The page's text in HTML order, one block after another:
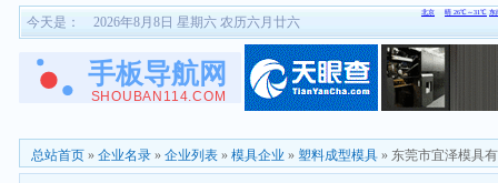
今天是： 2026年8月8日 星期六 农历六月廿六
总站首页 » 企业名录 » 企业列表 » 模具企业 » 塑料成型模具 » 东莞市宜泽模具